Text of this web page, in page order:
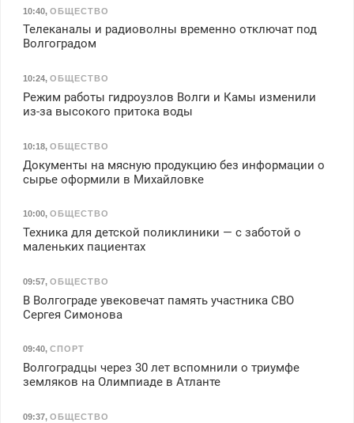
10:40, ОБЩЕСТВО
Телеканалы и радиоволны временно отключат под
Волгоградом
10:24, ОБЩЕСТВО
Режим работы гидроузлов Волги и Камы изменили
из-за высокого притока воды
10:18, ОБЩЕСТВО
Документы на мясную продукцию без информации о
сырье оформили в Михайловке
10:00, ОБЩЕСТВО
Техника для детской поликлиники — с заботой о
маленьких пациентах
09:57, ОБЩЕСТВО
В Волгограде увековечат память участника СВО
Сергея Симонова
09:40, СПОРТ
Волгоградцы через 30 лет вспомнили о триумфе
земляков на Олимпиаде в Атланте
09:37, ОБЩЕСТВО